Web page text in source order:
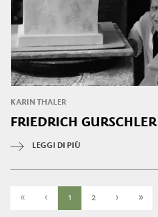
KARIN THALER
FRIEDRICH GURSCHLER
LEGGI DI PIÙ
« ‹ 1 2 › »